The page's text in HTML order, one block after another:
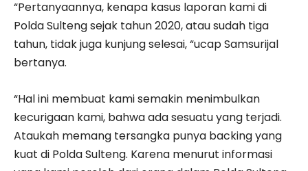
“Pertanyaannya, kenapa kasus laporan kami di
Polda Sulteng sejak tahun 2020, atau sudah tiga
tahun, tidak juga kunjung selesai, “ucap Samsurijal
bertanya.
“Hal ini membuat kami semakin menimbulkan
kecurigaan kami, bahwa ada sesuatu yang terjadi.
Ataukah memang tersangka punya backing yang
kuat di Polda Sulteng. Karena menurut informasi